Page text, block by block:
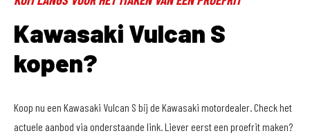
Kawasaki Vulcan S
kopen?
Koop nu een Kawasaki Vulcan S bij de Kawasaki motordealer. Check het
actuele aanbod via onderstaande link. Liever eerst een proefrit maken?